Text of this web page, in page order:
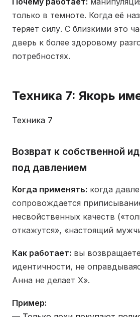
только в темноте. Когда её
теряет силу. С близкими это
дверь к более здоровому
потребностях.
Техника 7: Якорь
Техника 7
Возврат к собственной
под давлением
Когда применять: когда
сопровождается
несвойственных качеств
откажутся», «настоящий
Как работает: вы
идентичности, не
Анна не делает X».
Пример: